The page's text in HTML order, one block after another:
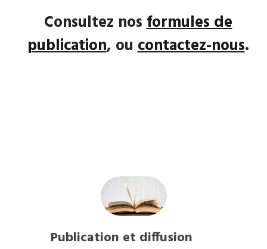
Consultez nosformules de
publication, oucontactez-nous.
Publication et diffusion